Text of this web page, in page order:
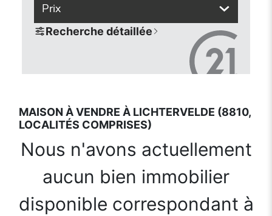
Prix
Recherche détaillée
MAISON À VENDRE À LICHTERVELDE (8810,
LOCALITÉS COMPRISES)
Nous n'avons actuellement
aucun bien immobilier
disponible correspondant à